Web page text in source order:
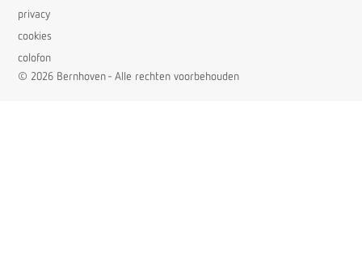
privacy
cookies
colofon
© 2026 Bernhoven - Alle rechten voorbehouden